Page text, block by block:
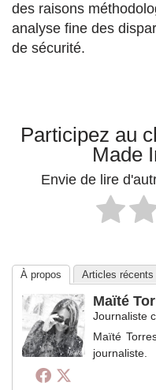
des raisons
analyse fine des
de sécurité.
Participez au
Made
Envie de lire
À propos Articles récents
Maïté
Journaliste
Maïté
journaliste.